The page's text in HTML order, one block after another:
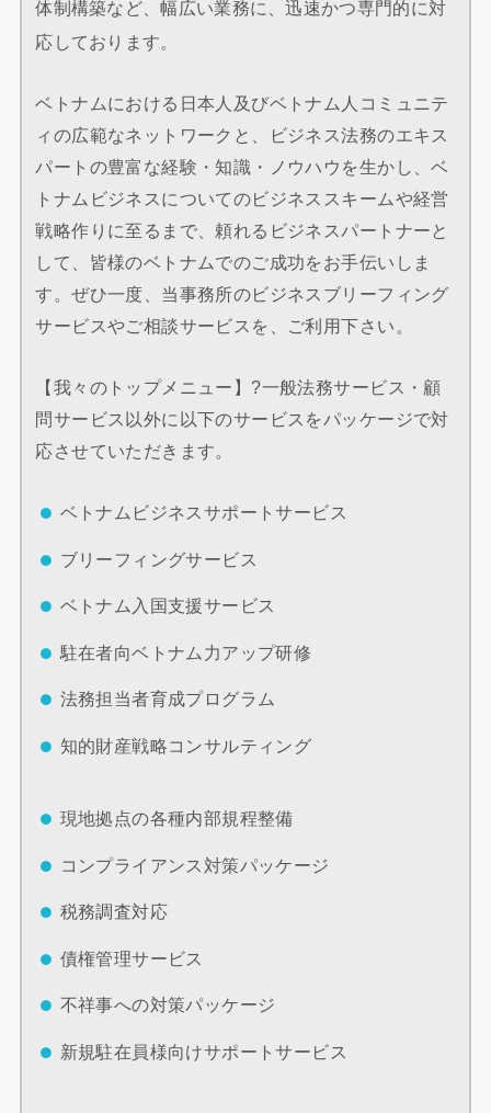
体制構築など、幅広い業務に、迅速かつ専門的に対
応しております。
ベトナムにおける日本人及びベトナム人コミュニテ
ィの広範なネットワークと、ビジネス法務のエキス
パートの豊富な経験・知識・ノウハウを生かし、ベ
トナムビジネスについてのビジネススキームや経営
戦略作りに至るまで、頼れるビジネスパートナーと
して、皆様のベトナムでのご成功をお手伝いしま
す。ぜひ一度、当事務所のビジネスブリーフィング
サービスやご相談サービスを、ご利用下さい。
【我々のトップメニュー】?一般法務サービス・顧
問サービス以外に以下のサービスをパッケージで対
応させていただきます。
ベトナムビジネスサポートサービス
ブリーフィングサービス
ベトナム入国支援サービス
駐在者向ベトナム力アップ研修
法務担当者育成プログラム
知的財産戦略コンサルティング
現地拠点の各種内部規程整備
コンプライアンス対策パッケージ
税務調査対応
債権管理サービス
不祥事への対策パッケージ
新規駐在員様向けサポートサービス